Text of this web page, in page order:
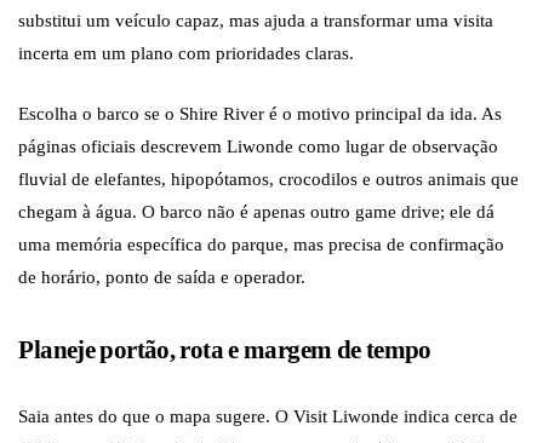
substitui um veículo capaz, mas ajuda a transformar uma visita
incerta em um plano com prioridades claras.
Escolha o barco se o Shire River é o motivo principal da ida. As
páginas oficiais descrevem Liwonde como lugar de observação
fluvial de elefantes, hipopótamos, crocodilos e outros animais que
chegam à água. O barco não é apenas outro game drive; ele dá
uma memória específica do parque, mas precisa de confirmação
de horário, ponto de saída e operador.
Planeje portão, rota e margem de tempo
Saia antes do que o mapa sugere. O Visit Liwonde indica cerca de